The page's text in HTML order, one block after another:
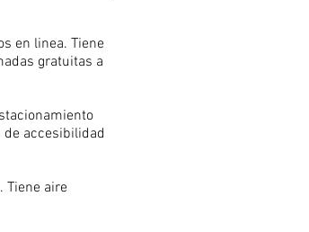
en linea. Tiene
gratuitas a
accesibilidad
Tiene aire